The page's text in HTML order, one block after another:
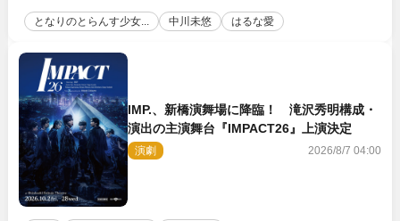
となりのとらんす少女... 中川未悠 はるな愛
IMP.、新橋演舞場に降臨！ 滝沢秀明構成・
演出の主演舞台『IMPACT26』上演決定
演劇 2026/8/7 04:00